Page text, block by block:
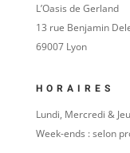
L’Oasis de Gerland
13 rue Benjamin
69007 Lyon
HORAIRES
Lundi, Mercredi &
Week-ends : selon